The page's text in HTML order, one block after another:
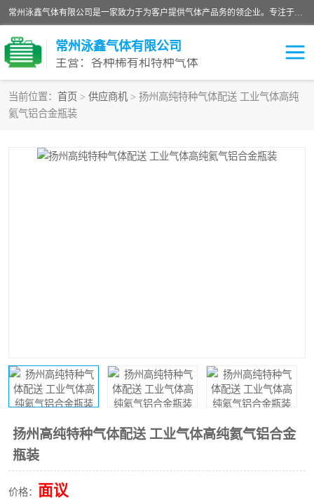
常州泳鑫气体有限公司是一家致力于为客户提供气体产品务的领企业。专注于环氧乙烷剂、环氧乙烷、高纯气体以及稀有和特种气体的研发、生产、销售和配送，产品广泛应用于医疗、电子、科研、化工、食品等多个领域。主要产品有：环氧乙烷灭菌剂，环氧乙烷，高纯氩，氮，氪，氙，氖，氘，笑，氦，氢，氧等各种稀有和特种气体。
常州泳鑫气体有限公司
主营：各种稀有和特种气体
当前位置： 首页 > 供应商机 > 扬州高纯特种气体配送 工业气体高纯
氦气铝合金瓶装
扬州高纯特种气体配送 工业气体高纯氦气铝合金
瓶装
价格： 面议
高纯氦气
环氧乙烷灭菌剂 高纯氩气